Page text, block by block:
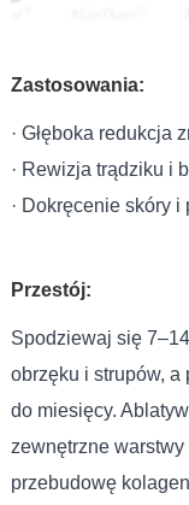
Zastosowania:
· Głęboka redukcja
· Rewizja trądziku i
· Dokręcenie skóry
Przestój:
Spodziewaj się
obrzęku i strupów, a
do miesięcy.
zewnętrzne
przebudowę